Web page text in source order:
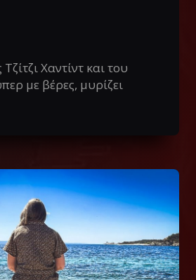
Χαντίντ και του
με βέρες, μυρίζει